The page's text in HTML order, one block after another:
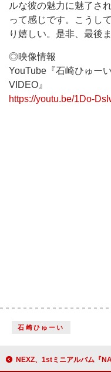
ルな彼の魅力に魅了さ
って感じです。こうし
り嬉しい。是非、最後
◎映像情報
YouTube『石崎ひゅー
VIDEO』
https://youtu.be/1Do-
石崎ひゅーい
NEXZ、1stミニアルバム『NALLINA』アーティスト写真＆パッケージ内容